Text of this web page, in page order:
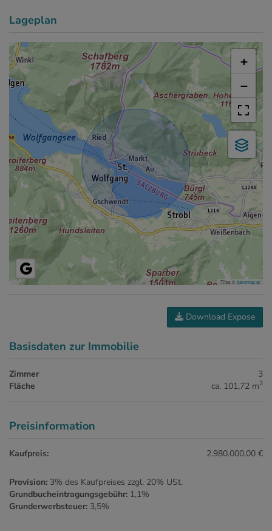
Lageplan
+
−
Tiles ©basemap.at
Download Expose
Basisdaten zur Immobilie
Zimmer
3
Fläche
ca. 101,72 m2
Preisinformation
Kaufpreis: 2.980.000,00 €
Provision: 3% des Kaufpreises zzgl. 20% USt.
Grundbucheintragungsgebühr: 1,1%
Grunderwerbsteuer: 3,5%